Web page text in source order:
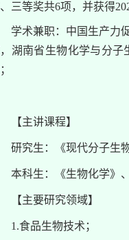
三等奖共6项，并获得
学术兼职：中国生产力
湖南省生物化学与分子
【主讲课程】
研究生：《现代分子生
本科生：《生物化学》
【主要研究领域】
1.食品生物技术；